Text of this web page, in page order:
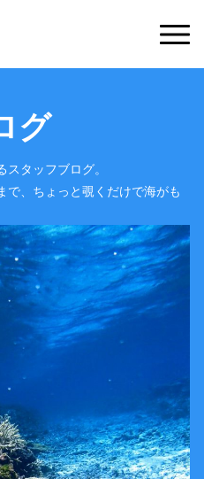
グ
タッフブログ。
で、ちょっと覗くだけで海がも